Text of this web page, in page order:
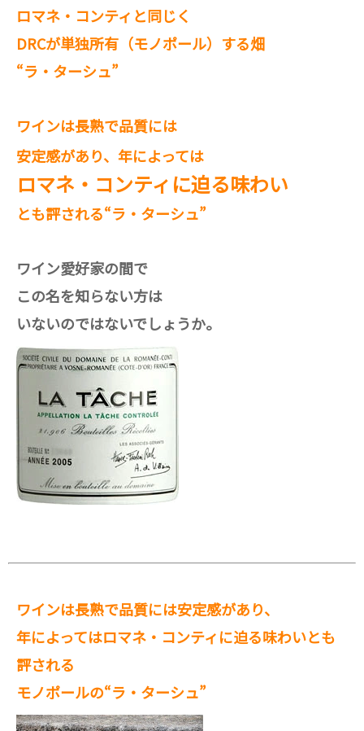
ロマネ・コンティと同じく
DRCが単独所有（モノポール）する畑
“ラ・ターシュ”
ワインは長熟で品質には
安定感があり、年によっては
ロマネ・コンティに迫る味わい
とも評される“ラ・ターシュ”
ワイン愛好家の間で
この名を知らない方は
いないのではないでしょうか。
ワインは長熟で品質には安定感があり、
年によってはロマネ・コンティに迫る味わいとも
評される
モノポールの“ラ・ターシュ”